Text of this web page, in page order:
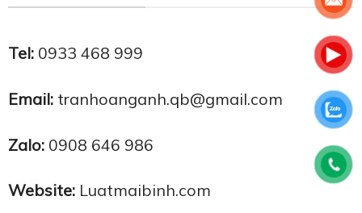
Tel: 0933 468 999
Email: tranhoanganh.qb@gmail.com
Zalo: 0908 646 986
Website: Luatmaibinh.com